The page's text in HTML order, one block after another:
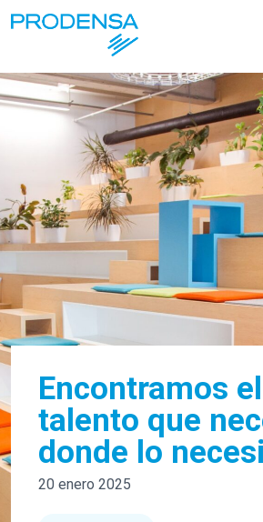
Encontramos el
talento que
donde lo
20 enero 2025